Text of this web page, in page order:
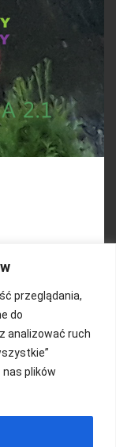
przeglądania,
do
analizować ruch
plików